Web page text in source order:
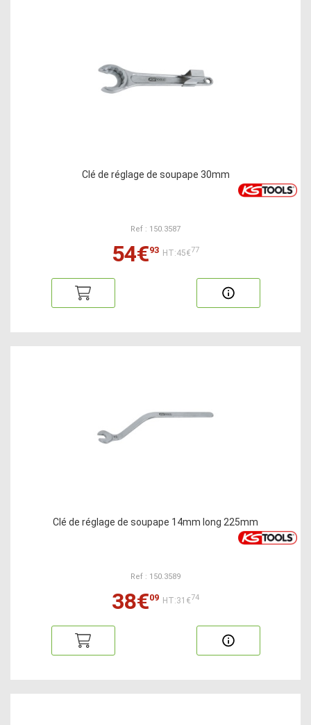
Clé de réglage de soupape 30mm
Ref : 150.3587
54€93 HT:45€77
Clé de réglage de soupape 14mm long 225mm
Ref : 150.3589
38€09 HT:31€74